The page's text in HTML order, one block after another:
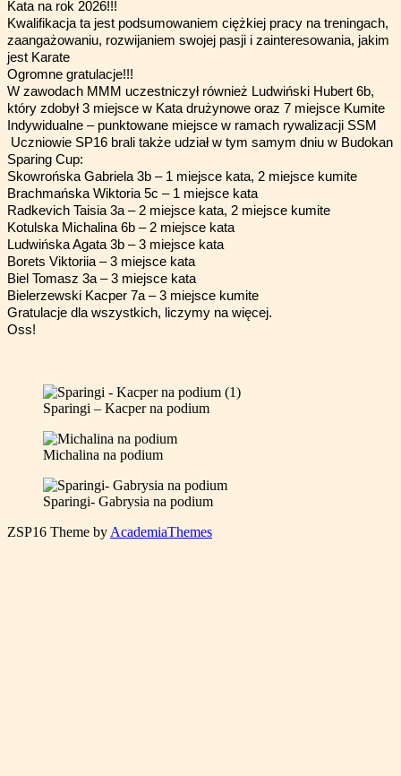
Kata na rok 2026!!!
Kwalifikacja ta jest podsumowaniem ciężkiej pracy na treningach,
zaangażowaniu, rozwijaniem swojej pasji i zainteresowania, jakim
jest Karate
Ogromne gratulacje!!!
W zawodach MMM uczestniczył również Ludwiński Hubert 6b,
który zdobył 3 miejsce w Kata drużynowe oraz 7 miejsce Kumite
Indywidualne – punktowane miejsce w ramach rywalizacji SSM
Uczniowie SP16 brali także udział w tym samym dniu w Budokan
Sparing Cup:
Skowrońska Gabriela 3b – 1 miejsce kata, 2 miejsce kumite
Brachmańska Wiktoria 5c – 1 miejsce kata
Radkevich Taisia 3a – 2 miejsce kata, 2 miejsce kumite
Kotulska Michalina 6b – 2 miejsce kata
Ludwińska Agata 3b – 3 miejsce kata
Borets Viktoriia – 3 miejsce kata
Biel Tomasz 3a – 3 miejsce kata
Bielerzewski Kacper 7a – 3 miejsce kumite
Gratulacje dla wszystkich, liczymy na więcej.
Oss!
Sparingi – Kacper na podium
Michalina na podium
Sparingi- Gabrysia na podium
ZSP16 Theme by AcademiaThemes